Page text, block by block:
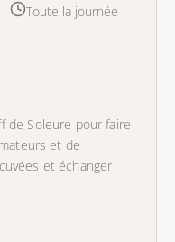
Toute la journée
de Soleure pour faire
et de
et échanger